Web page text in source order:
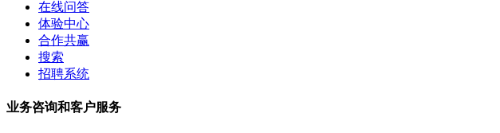
在线问答
体验中心
合作共赢
搜索
招聘系统
业务咨询和客户服务